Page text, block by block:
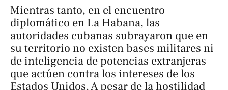
Mientras tanto, en el encuentro
diplomático en La Habana, las
autoridades cubanas subrayaron que en
su territorio no existen bases militares ni
de inteligencia de potencias extranjeras
que actúen contra los intereses de los
Estados Unidos. A pesar de la hostilidad